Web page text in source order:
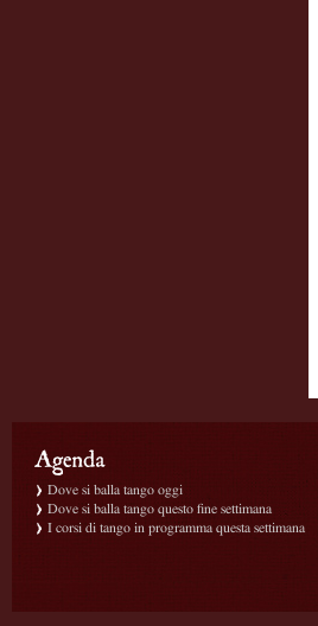
Dove si balla tango oggi
Dove si balla tango questo fine settimana
I corsi di tango in programma questa settimana